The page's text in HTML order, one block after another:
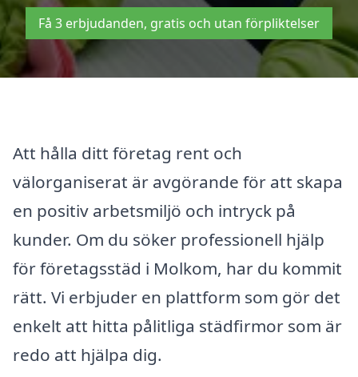
Få 3 erbjudanden, gratis och utan förpliktelser
Att hålla ditt företag rent och
välorganiserat är avgörande för att skapa
en positiv arbetsmiljö och intryck på
kunder. Om du söker professionell hjälp
för företagsstäd i Molkom, har du kommit
rätt. Vi erbjuder en plattform som gör det
enkelt att hitta pålitliga städfirmor som är
redo att hjälpa dig.